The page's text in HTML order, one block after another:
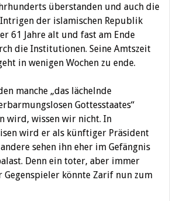
überstanden und auch die
der islamischen Republik
61 Jahre alt und fast am Ende
die Institutionen. Seine Amtszeit
in wenigen Wochen zu ende.
manche „das lächelnde
Gottesstaates“
wird, wissen wir nicht. In
wird er als künftiger Präsident
sehen ihn eher im Gefängnis
Denn ein toter, aber immer
Gegenspieler könnte Zarif nun zum